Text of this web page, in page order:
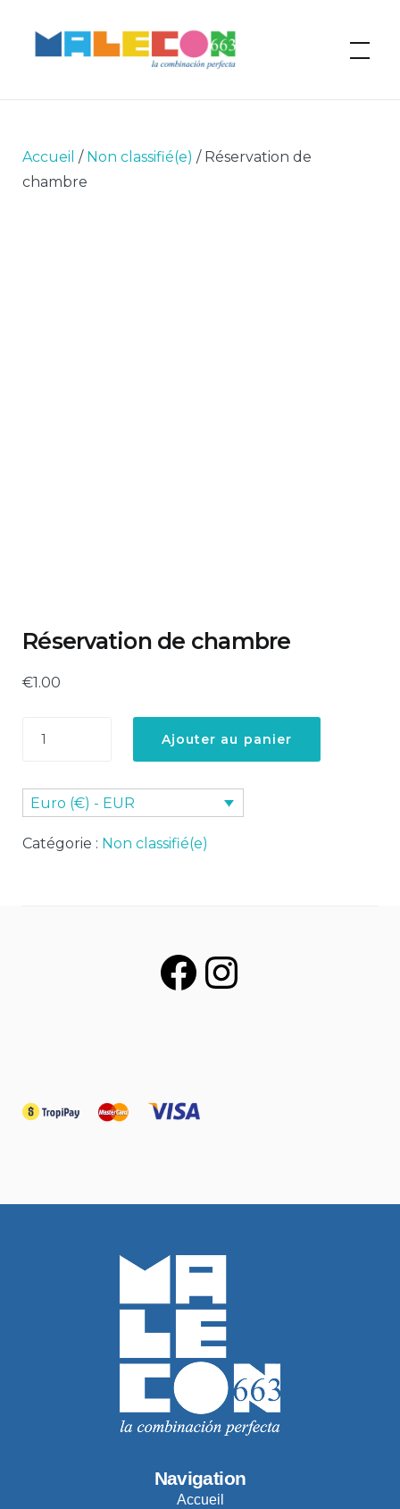
MALECON 663 – Hotel
Boutique Cuba
Accueil / Non classifié(e) / Réservation de
chambre
Réservation de chambre
€1.00
Ajouter au panier
Euro (€) - EUR
Catégorie : Non classifié(e)
Navigation
Accueil